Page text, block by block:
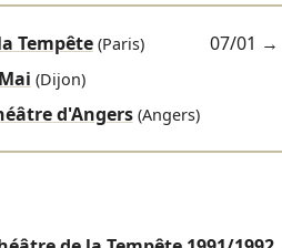
Tempête(Paris) 07/01 →
(Dijon)
d'Angers(Angers)